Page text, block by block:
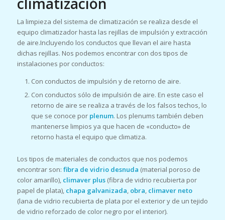
La limpieza del sistema de climatización se realiza desde el
equipo climatizador hasta las rejillas de impulsión y extracción
de aire.Incluyendo los conductos que llevan el aire hasta
dichas rejillas. Nos podemos encontrar con dos tipos de
instalaciones por conductos:
Con conductos de impulsión y de retorno de aire.
Con conductos sólo de impulsión de aire. En este caso el
retorno de aire se realiza a través de los falsos techos, lo
que se conoce por plenum. Los plenums también deben
mantenerse limpios ya que hacen de «conducto» de
retorno hasta el equipo que climatiza.
Los tipos de materiales de conductos que nos podemos
encontrar son: fibra de vidrio desnuda (material poroso de
color amarillo), climaver plus(fibra de vidrio recubierta por
papel de plata), chapa galvanizada, obra, climaver neto
(lana de vidrio recubierta de plata por el exterior y de un tejido
de vidrio reforzado de color negro por el interior).